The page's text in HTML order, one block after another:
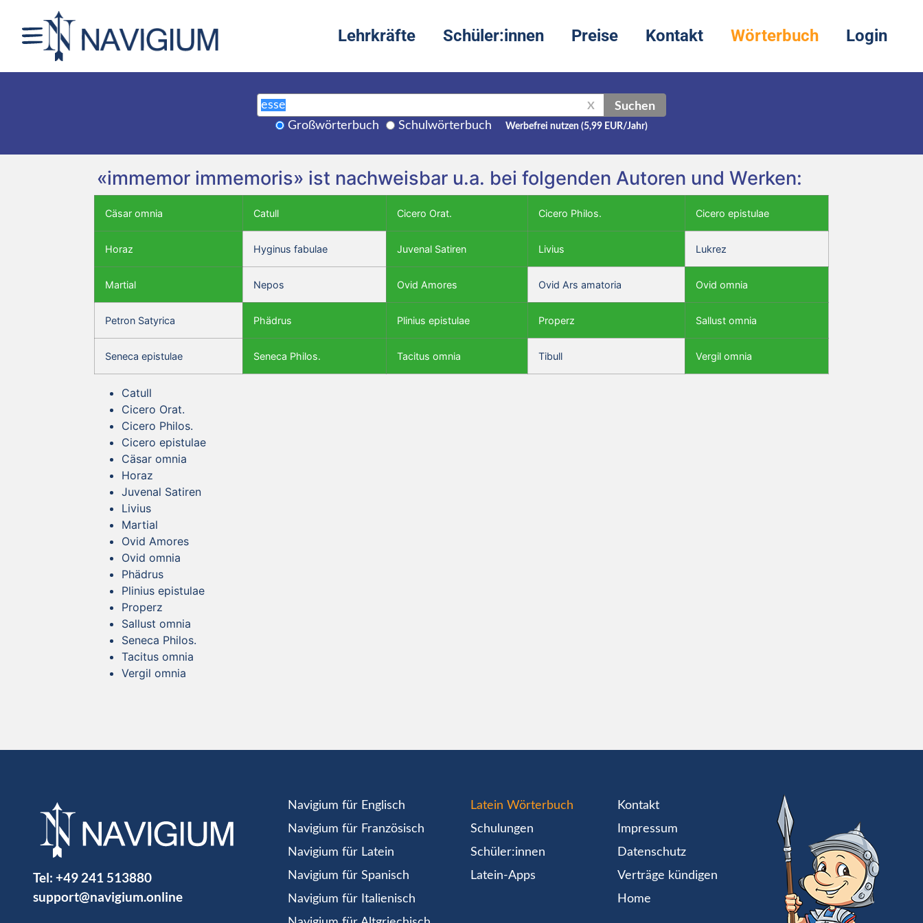
Lehrkräfte Schüler:innen Preise Kontakt Wörterbuch Login
X Suchen
Großwörterbuch Schulwörterbuch Werbefrei nutzen (5,99 EUR/Jahr)
«immemor immemoris» ist nachweisbar u.a. bei folgenden Autoren und Werken:
Cäsar omnia Catull Cicero Orat. Cicero Philos. Cicero epistulae
Horaz Hyginus fabulae Juvenal Satiren Livius Lukrez
Martial Nepos Ovid Amores Ovid Ars amatoria Ovid omnia
Petron Satyrica Phädrus Plinius epistulae Properz Sallust omnia
Seneca epistulae Seneca Philos. Tacitus omnia Tibull Vergil omnia
Catull
Cicero Orat.
Cicero Philos.
Cicero epistulae
Cäsar omnia
Horaz
Juvenal Satiren
Livius
Martial
Ovid Amores
Ovid omnia
Phädrus
Plinius epistulae
Properz
Sallust omnia
Seneca Philos.
Tacitus omnia
Vergil omnia
Tel: +49 241 513880
support@navigium.online
Navigium für Englisch
Navigium für Französisch
Navigium für Latein
Navigium für Spanisch
Navigium für Italienisch
Latein Wörterbuch
Schulungen
Schüler:innen
Latein-Apps
Kontakt
Impressum
Datenschutz
Verträge kündigen
Home